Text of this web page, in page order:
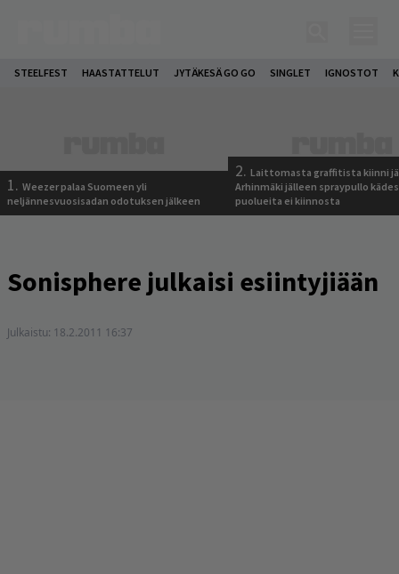
STEELFEST HAASTATTELUT JYTÄKESÄ GO GO SINGLET IGNOSTOT
1. Weezer palaa Suomeen yli
neljännesvuosisadan odotuksen jälkeen
2. Laittomasta graffitista kiinni
Arhinmäki jälleen spraypullo
puolueita ei kiinnosta
Sonisphere julkaisi esiintyjiään
Julkaistu: 18.2.2011 16:37